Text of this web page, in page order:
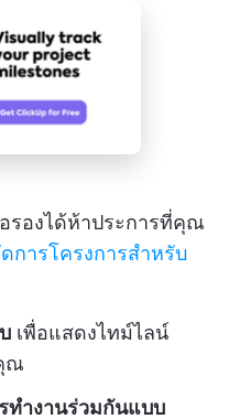
องได้ห้าประการที่คุณ
การโครงการสำหรับ
เพื่อแสดงไทม์ไลน์
ณ
ทำงานร่วมกันแบบ